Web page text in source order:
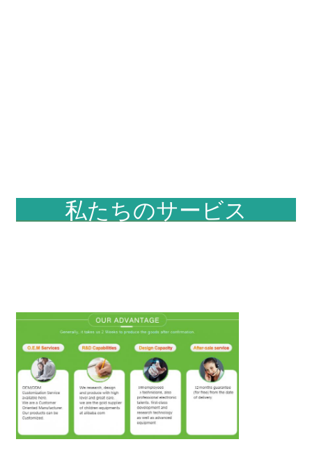
私たちのサービス